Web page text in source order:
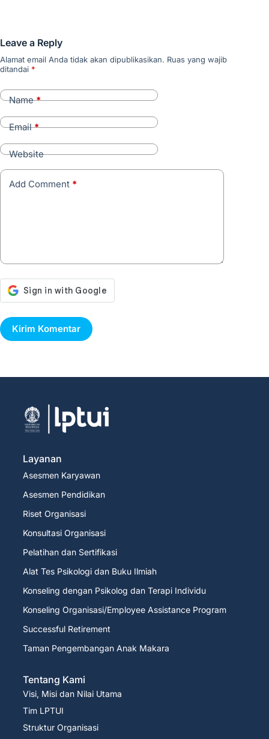
Leave a Reply
Alamat email Anda tidak akan dipublikasikan. Ruas yang wajib
ditandai *
Name*
Email*
Website
Add Comment *
Kirim Komentar
Layanan
Asesmen Karyawan
Asesmen Pendidikan
Riset Organisasi
Konsultasi Organisasi
Pelatihan dan Sertifikasi
Alat Tes Psikologi dan Buku Ilmiah
Konseling dengan Psikolog dan Terapi Individu
Konseling Organisasi/Employee Assistance Program
Successful Retirement
Taman Pengembangan Anak Makara
Tentang Kami
Visi, Misi dan Nilai Utama
Tim LPTUI
Struktur Organisasi